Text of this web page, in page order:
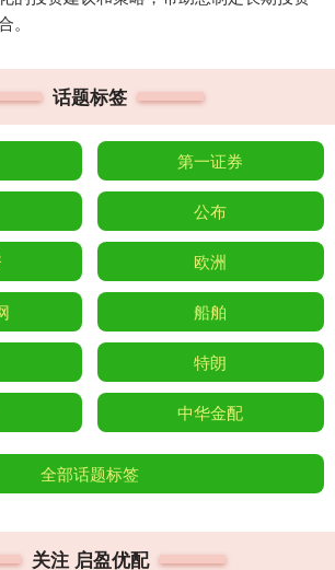
。
话题标签
第一证券
公布
欧洲
船舶
特朗
中华金配
全部话题标签
关注 启盈优配